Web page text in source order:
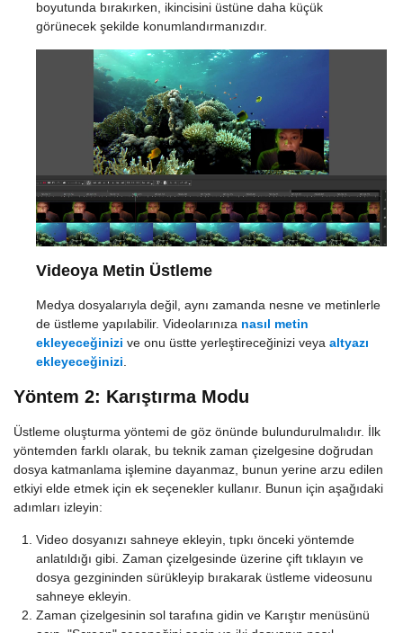
boyutunda bırakırken, ikincisini üstüne daha küçük
görünecek şekilde konumlandırmanızdır.
Videoya Metin Üstleme
Medya dosyalarıyla değil, aynı zamanda nesne ve metinlerle
de üstleme yapılabilir. Videolarınıza nasıl metin
ekleyeceğinizi ve onu üstte yerleştireceğinizi veya altyazı
ekleyeceğinizi
Yöntem 2: Karıştırma Modu
Üstleme oluşturma yöntemi de göz önünde bulundurulmalıdır. İlk
yöntemden farklı olarak, bu teknik zaman çizelgesine doğrudan
dosya katmanlama işlemine dayanmaz, bunun yerine arzu edilen
etkiyi elde etmek için ek seçenekler kullanır. Bunun için aşağıdaki
adımları izleyin:
Video dosyanızı sahneye ekleyin, tıpkı önceki yöntemde
anlatıldığı gibi. Zaman çizelgesinde üzerine çift tıklayın ve
dosya gezgininden sürükleyip bırakarak üstleme videosunu
sahneye ekleyin.
Zaman çizelgesinin sol tarafına gidin ve Karıştır menüsünü